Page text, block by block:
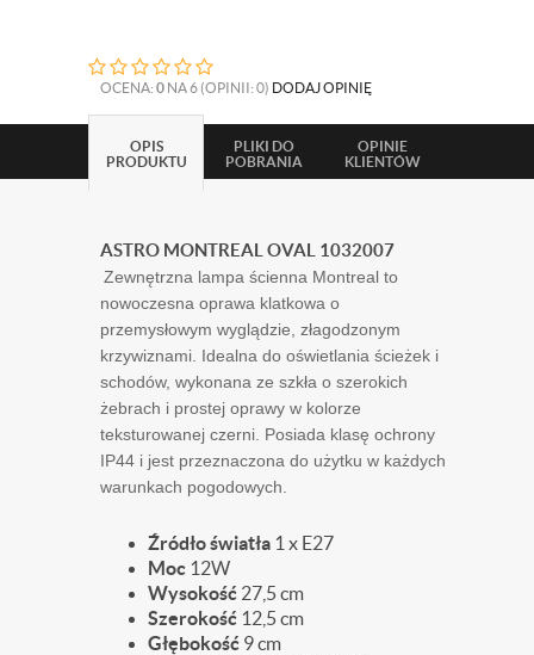
OCENA: 0 NA 6 (OPINII: 0) DODAJ OPINIĘ
OPIS
PRODUKTU
PLIKI DO
POBRANIA
OPINIE
KLIENTÓW
ASTRO MONTREAL OVAL​ 1032007​​
Zewnętrzna lampa ścienna Montreal to
nowoczesna oprawa klatkowa o
przemysłowym wyglądzie, złagodzonym
krzywiznami. Idealna do oświetlania ścieżek i
schodów, wykonana ze szkła o szerokich
żebrach i prostej oprawy w kolorze
teksturowanej czerni. Posiada klasę ochrony
IP44 i jest przeznaczona do użytku w każdych
warunkach pogodowych.
Źródło światła 1 x E27
Moc 12W
Wysokość 27,5 cm
Szerokość 12,5 cm
Głębokość 9 cm